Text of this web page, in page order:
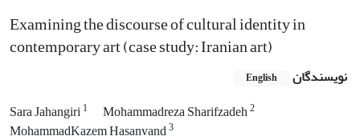
Examining the discourse of cultural identity in
contemporary art (case study: Iranian art)
نویسندگان English
Sara Jahangiri1 Mohammadreza Sharifzadeh2
3